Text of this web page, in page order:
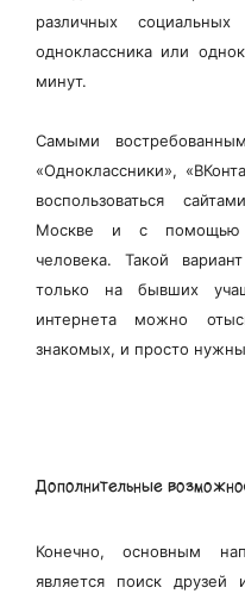
различных
одноклассника или
минут.
Самыми
«Одноклассники»,
воспользоваться
Москве и с помощью
человека. Такой
только на бывших
интернета можно
знакомых, и просто
Дополнительные
Конечно, основным
является поиск